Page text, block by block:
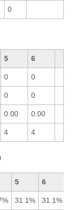
0
5 6
0 0
0 0
0.00 0.00
4 4
5 6
31.1% 31.1%